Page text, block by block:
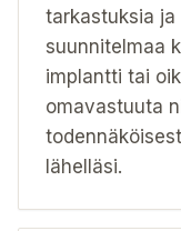
tarkastuksia
suunnitelmaa
implantti tai
omavastuuta
lähelläsi.